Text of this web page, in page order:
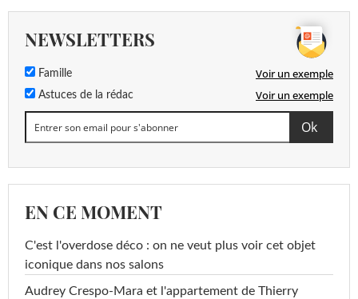
NEWSLETTERS
Famille Voir un exemple
Astuces de la rédac Voir un exemple
EN CE MOMENT
C'est l'overdose déco : on ne veut plus voir cet objet
iconique dans nos salons
Audrey Crespo-Mara et l'appartement de Thierry